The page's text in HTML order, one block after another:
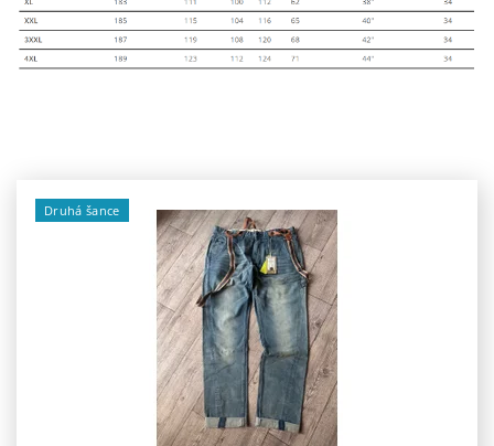
Druhá šance